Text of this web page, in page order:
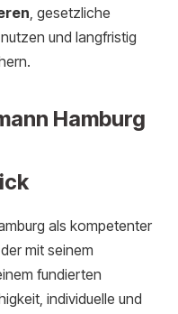
, gesetzliche
und langfristig
Hamburg
als kompetenter
mit seinem
fundierten
individuelle und